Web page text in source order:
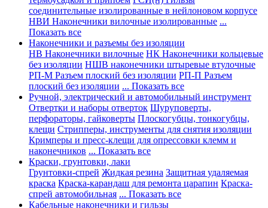
соединительные изолированные в нейлоновом корпусе
НВИ Наконечники вилочные изолированные ...
Показать все
Наконечники и разъемы без изоляции
НВ Наконечники вилочные НК Наконечники кольцевые
без изоляции НШВ наконечники штыревые втулочные
РП-М Разъем плоский без изоляции РП-П Разъем
плоский без изоляции ... Показать все
Ручной, электрический и автомобильный инструмент
Отвертки и наборы отверток Шуруповерты,
перфораторы, гайковерты Плоскогубцы, тонкогубцы,
клещи Стрипперы, инструменты для снятия изоляции
Кримперы и пресс-клещи для опрессовки клемм и
наконечников ... Показать все
Краски, грунтовки, лаки
Грунтовки-спрей Жидкая резина Защитная удаляемая
краска Краска-карандаш для ремонта царапин Краска-
спрей автомобильная ... Показать все
Кабельные наконечники и гильзы